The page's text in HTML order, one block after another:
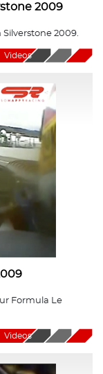
2009
2009.
Videos
Formula Le
Videos